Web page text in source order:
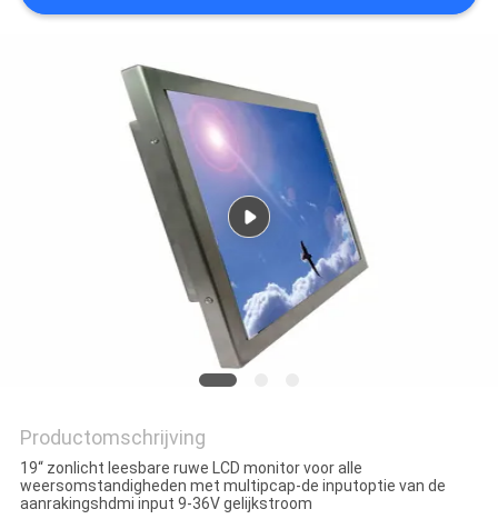
Productomschrijving
19“ zonlicht leesbare ruwe LCD monitor voor alle
weersomstandigheden met multipcap-de inputoptie van de
aanrakingshdmi input 9-36V gelijkstroom